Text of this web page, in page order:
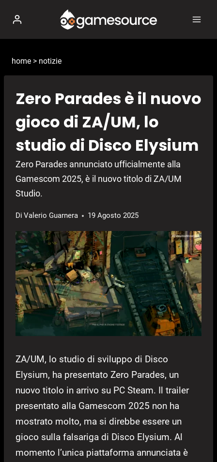
contenuto
home > notizie
Zero Parades è il nuovo
gioco di ZA/UM, lo
studio di Disco Elysium
Zero Parades annunciato ufficialmente alla
Gamescom 2025, è il nuovo titolo di ZA/UM
Studio.
Di Valerio Guarnera 19 Agosto 2025
ZA/UM, lo studio di sviluppo di Disco
Elysium, ha presentato Zero Parades, un
nuovo titolo in arrivo su PC Steam. Il trailer
presentato alla Gamescom 2025 non ha
mostrato molto, ma si direbbe essere un
gioco sulla falsariga di Disco Elysium. Al
momento l’unica piattaforma annunciata è